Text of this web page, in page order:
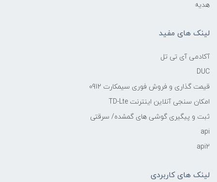
هدیه
لینک های مفید
آکادمی آی تی تل
DUC
قیمت گذاری و فروش فوری سیمکارت 0912
امکان سنجی آنلاین اینترنت TD-Lte
ثبت و پیگیری گوشی های گمشده/ سرقتی
api
api2
لینک های کاربردی